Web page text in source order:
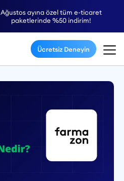
Ağustos ayına özel tüm e-ticaret
paketlerinde %50 indirim!
Ücretsiz Deneyin